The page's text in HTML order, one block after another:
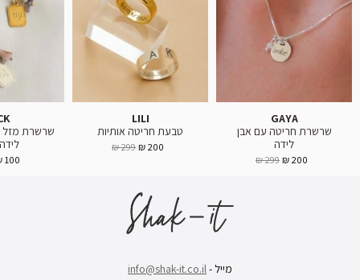
GAYA
שרשרת חריטה עם אבן
לידה
200 ₪
299 ₪
LILI
טבעת חריטה אותיות
200 ₪
299 ₪
שרשרת מזל
לידה 4
100 ₪
מייל - info@shak-it.co.il